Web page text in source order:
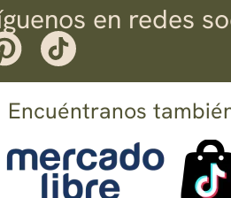
en redes
Encuéntranos